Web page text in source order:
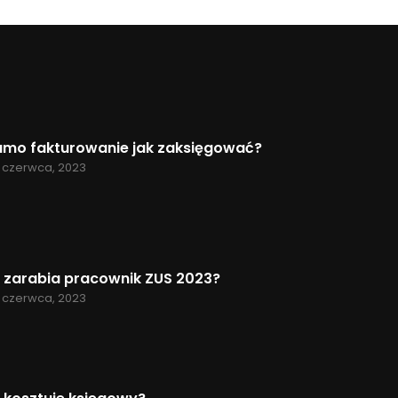
fakturowanie jak zaksięgować?
2023
zarabia pracownik ZUS 2023?
2023